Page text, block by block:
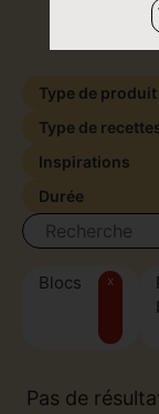
de
Type de produit
Type de
Inspirations
Durée
Blocs x
Pas de